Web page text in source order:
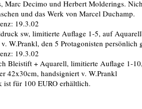
Marc Decimo und Herbert Molderings.
und das Werk von Marcel Duchamp.
19.3.02
sw, limitierte Auflage 1-5, auf
W.Prankl, den 5 Protagonisten persönlich
19.3.02
Bleistift + Aquarell, limitierte Auflage 1-10,
42x30cm, handsigniert v. W.Prankl
für 100 EURO erhältlich.